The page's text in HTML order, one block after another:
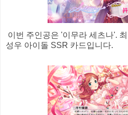
이번 주인공은 '이무라 세츠나'.
성우 아이돌 SSR 카드입니다.